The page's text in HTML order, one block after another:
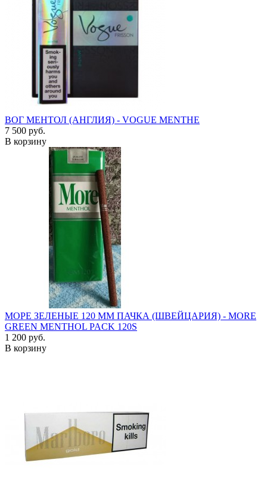
ВОГ МЕНТОЛ (АНГЛИЯ) - VOGUE MENTHE
7 500 руб.
В корзину
МОРЕ ЗЕЛЕНЫЕ 120 ММ ПАЧКА (ШВЕЙЦАРИЯ) - MORE
GREEN MENTHOL PACK 120S
1 200 руб.
В корзину